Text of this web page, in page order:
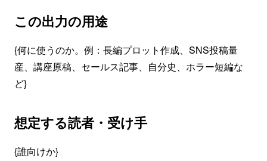
この出力の用途
{何に使うのか。例：長編プロット作成、SNS投稿量
産、講座原稿、セールス記事、自分史、ホラー短編な
ど}
想定する読者・受け手
{誰向けか}